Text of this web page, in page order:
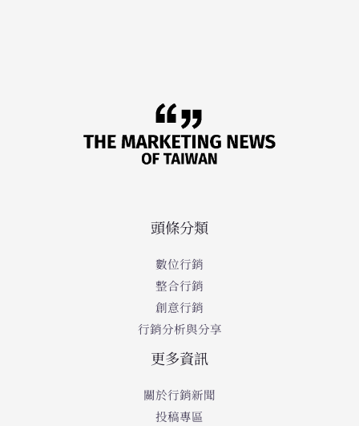
頭條分類
數位行銷
整合行銷
創意行銷
行銷分析與分享
更多資訊
關於行銷新聞
投稿專區